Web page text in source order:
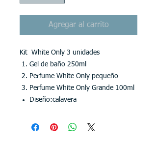
Agregar al carrito
Kit White Only 3 unidades
Gel de baño 250ml
Perfume White Only pequeño
Perfume White Only Grande 100ml
Diseño:calavera